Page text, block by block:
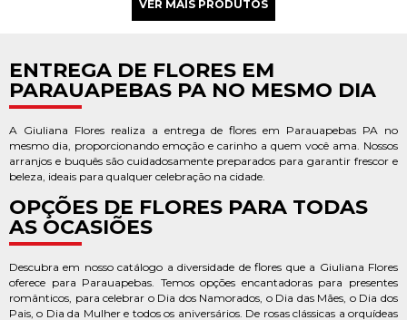
ENTREGA DE FLORES EM
PARAUAPEBAS PA NO MESMO DIA
A Giuliana Flores realiza a entrega de flores em Parauapebas PA no
mesmo dia, proporcionando emoção e carinho a quem você ama. Nossos
arranjos e buquês são cuidadosamente preparados para garantir frescor e
beleza, ideais para qualquer celebração na cidade.
OPÇÕES DE FLORES PARA TODAS
AS OCASIÕES
Descubra em nosso catálogo a diversidade de flores que a Giuliana Flores
oferece para Parauapebas. Temos opções encantadoras para presentes
românticos, para celebrar o Dia dos Namorados, o Dia das Mães, o Dia dos
Pais, o Dia da Mulher e todos os aniversários. De rosas clássicas a orquídeas